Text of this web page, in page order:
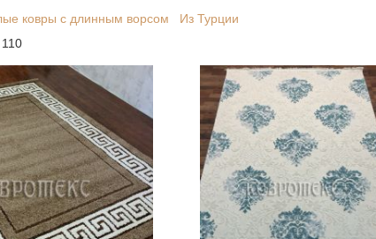
ковры с длинным ворсом
Из Турции
110